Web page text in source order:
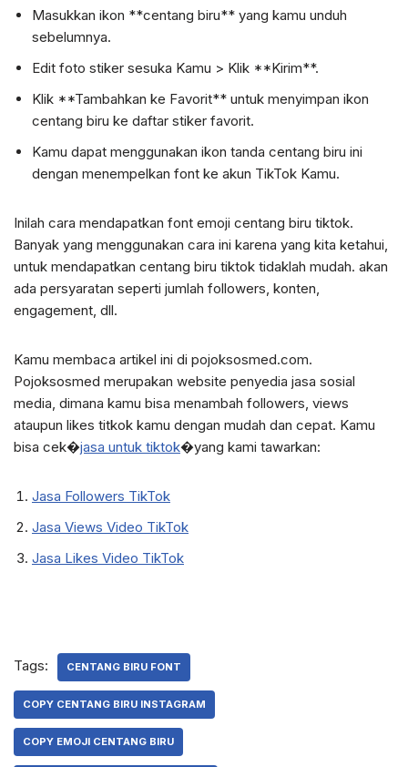
Masukkan ikon **centang biru** yang kamu unduh
sebelumnya.
Edit foto stiker sesuka Kamu > Klik **Kirim**.
Klik **Tambahkan ke Favorit** untuk menyimpan ikon
centang biru ke daftar stiker favorit.
Kamu dapat menggunakan ikon tanda centang biru ini
dengan menempelkan font ke akun TikTok Kamu.
Inilah cara mendapatkan font emoji centang biru tiktok.
Banyak yang menggunakan cara ini karena yang kita ketahui,
untuk mendapatkan centang biru tiktok tidaklah mudah. akan
ada persyaratan seperti jumlah followers, konten,
engagement, dll.
Kamu membaca artikel ini di pojoksosmed.com.
Pojoksosmed merupakan website penyedia jasa sosial
media, dimana kamu bisa menambah followers, views
ataupun likes titkok kamu dengan mudah dan cepat. Kamu
bisa cek�jasa untuk tiktok�yang kami tawarkan:
Jasa Followers TikTok
Jasa Views Video TikTok
Jasa Likes Video TikTok
Tags: CENTANG BIRU FONT
COPY CENTANG BIRU INSTAGRAM
COPY EMOJI CENTANG BIRU